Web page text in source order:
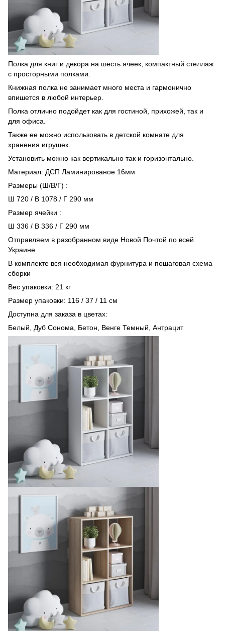
Полка для книг и декора на шесть ячеек, компактный стеллаж
с просторными полками.
Книжная полка не занимает много места и гармонично
впишется в любой интерьер.
Полка отлично подойдет как для гостиной, прихожей, так и
для офиса.
Также ее можно использовать в детской комнате для
хранения игрушек.
Установить можно как вертикально так и горизонтально.
Материал: ДСП Ламинированое 16мм
Размеры (Ш/В/Г) :
Ш 720 / В 1078 / Г 290 мм
Размер ячейки :
Ш 336 / В 336 / Г 290 мм
Отправляем в разобранном виде Новой Почтой по всей
Украине
В комплекте вся необходимая фурнитура и пошаговая схема
сборки
Вес упаковки: 21 кг
Размер упаковки: 116 / 37 / 11 см
Доступна для заказа в цветах:
Белый, Дуб Сонома, Бетон, Венге Темный, Антрацит